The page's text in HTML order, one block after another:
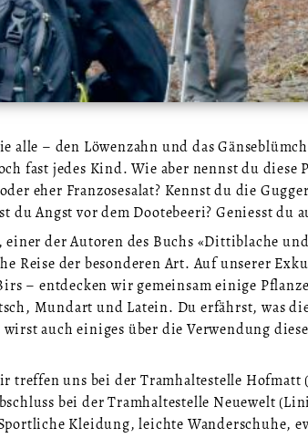
alle – den Löwenzahn und das
fast jedes Kind. Wie aber nennst du
eher Franzosesalat? Kennst du die
du Angst vor dem Dootebeeri? Geniesst du
einer der Autoren des Buchs «Dittiblache
Reise der besonderen Art. Auf unserer
– entdecken wir gemeinsam einige
Mundart und Latein. Du erfährst, was
wirst auch einiges über die Verwendung
treffen uns bei der Tramhaltestelle Hofmatt
bei der Tramhaltestelle Neuewelt
Kleidung, leichte Wanderschuhe,